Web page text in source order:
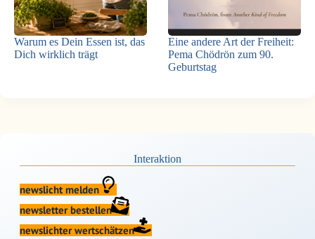
Warum es Dein Essen ist, das
Dich wirklich trägt
Eine andere Art der Freiheit:
Pema Chödrön zum 90.
Geburtstag
Interaktion
newslicht melden
newsletter bestellen
newslichter wertschätzen